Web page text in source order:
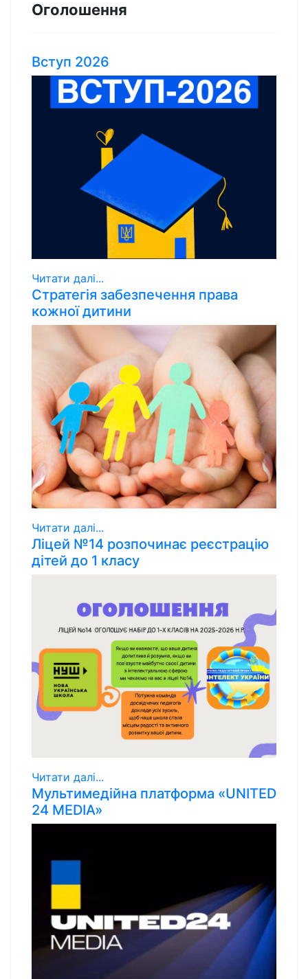
Оголошення
Вступ 2026
Читати далі...
Стратегія забезпечення права
кожної дитини
Читати далі...
Ліцей №14 розпочинає реєстрацію
дітей до 1 класу
Читати далі...
Мультимедійна платформа «UNITED
24 MEDIA»